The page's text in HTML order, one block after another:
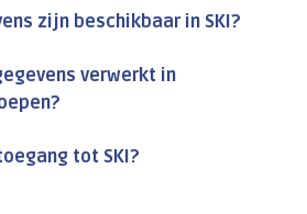
zijn beschikbaar in SKI?
verwerkt in
tot SKI?